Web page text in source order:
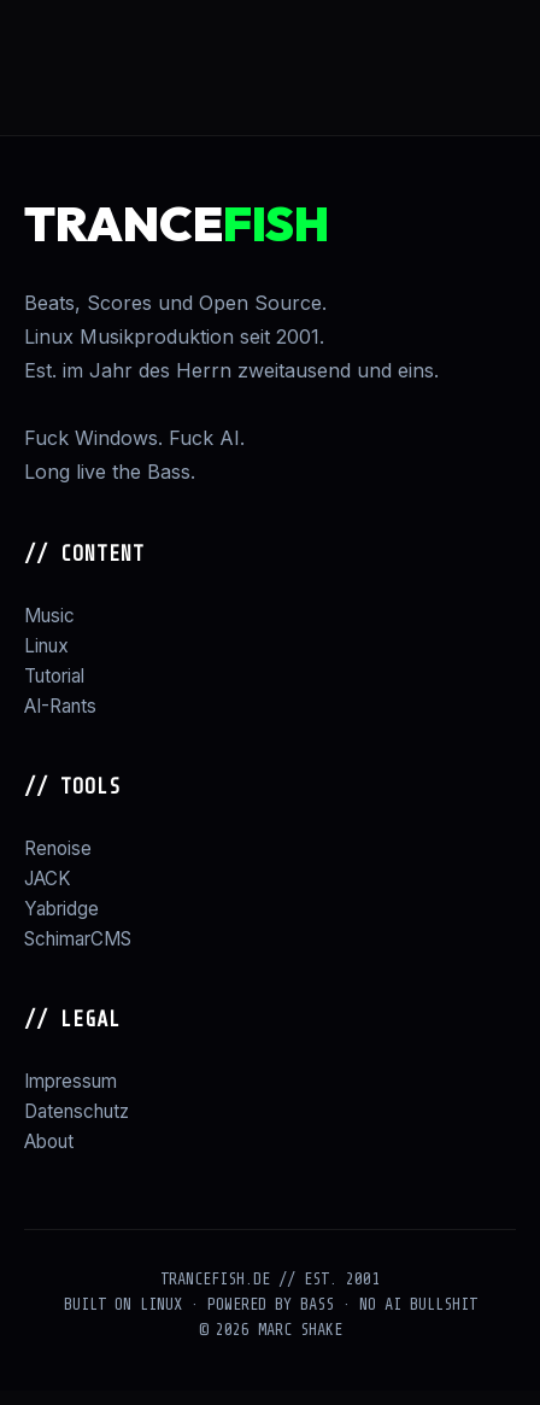
TRANCEFISH
Beats, Scores und Open Source.
Linux Musikproduktion seit 2001.
Est. im Jahr des Herrn zweitausend und eins.
Fuck Windows. Fuck AI.
Long live the Bass.
// CONTENT
Music
Linux
Tutorial
AI-Rants
// TOOLS
Renoise
JACK
Yabridge
SchimarCMS
// LEGAL
Impressum
Datenschutz
About
TRANCEFISH.DE // EST. 2001
BUILT ON LINUX · POWERED BY BASS · NO AI BULLSHIT
© 2026 MARC SHAKE